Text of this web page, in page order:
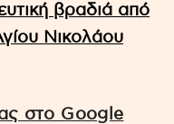
βραδιά από
Νικολάου
στο Google